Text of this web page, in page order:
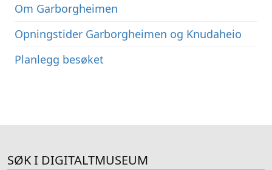
Om Garborgheimen
Opningstider Garborgheimen og Knudaheio
Planlegg besøket
SØK I DIGITALTMUSEUM